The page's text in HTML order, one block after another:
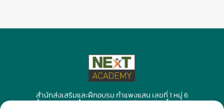
สำนักส่งเสริมและฝึกอบรม กำแพงแสน เลขที่ 1 หมู่ 6
ต.กำแพงแสน อ.กำแพงแสน จ.นครปฐม 73140 โทร.092-